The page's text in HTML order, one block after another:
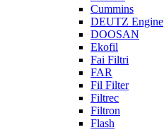
Cummins
DEUTZ Engine
DOOSAN
Ekofil
Fai Filtri
FAR
Fil Filter
Filtrec
Filtron
Flash